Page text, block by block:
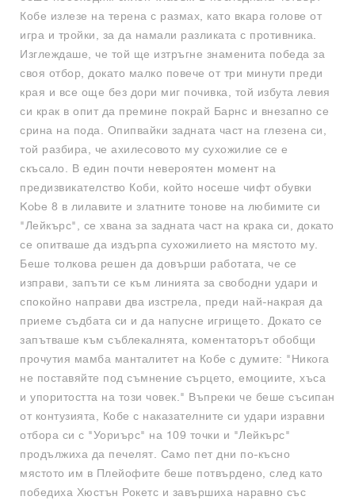
Кобе излезе на терена с размах, като вкара голове от
игра и тройки, за да намали разликата с противника.
Изглеждаше, че той ще изтръгне знаменита победа за
своя отбор, докато малко повече от три минути преди
края и все още без дори миг почивка, той избута левия
си крак в опит да премине покрай Барнс и внезапно се
срина на пода. Опипвайки задната част на глезена си,
той разбира, че ахилесовото му сухожилие се е
скъсало. В един почти невероятен момент на
предизвикателство Коби, който носеше чифт обувки
Kobe 8 в лилавите и златните тонове на любимите си
"Лейкърс", се хвана за задната част на крака си, докато
се опитваше да издърпа сухожилието на мястото му.
Беше толкова решен да довърши работата, че се
изправи, запъти се към линията за свободни удари и
спокойно направи два изстрела, преди най-накрая да
приеме съдбата си и да напусне игрището. Докато се
запътваше към съблекалнята, коментаторът обобщи
прочутия мамба манталитет на Кобе с думите: "Никога
не поставяйте под съмнение сърцето, емоциите, хъса
и упоритостта на този човек." Въпреки че беше съсипан
от контузията, Кобе с наказателните си удари изравни
отбора си с "Уориърс" на 109 точки и "Лейкърс"
продължиха да печелят. Само пет дни по-късно
мястото им в Плейофите беше потвърдено, след като
победиха Хюстън Рокетс и завършиха наравно със